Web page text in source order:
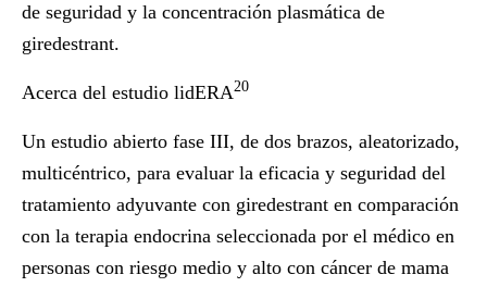
de seguridad y la concentración plasmática de
giredestrant.
Acerca del estudio lidERA20
Un estudio abierto fase III, de dos brazos, aleatorizado,
multicéntrico, para evaluar la eficacia y seguridad del
tratamiento adyuvante con giredestrant en comparación
con la terapia endocrina seleccionada por el médico en
personas con riesgo medio y alto con cáncer de mama